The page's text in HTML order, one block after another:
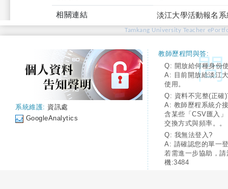
相關連結 淡江大學活動報名
Tamkang University Teacher
系統維護: 資訊處
GoogleAnalytics
教師歷程問與答:
Q: 開放給何種身份
A: 目前開放給淡江
使用。
Q: 資料不完整(正確
A: 教師歷程系統介
含某些「CSV匯入
交換方式與頻率。。
Q: 我無法登入?
A: 請確認您的單一
若需進一步協助，
機:3484